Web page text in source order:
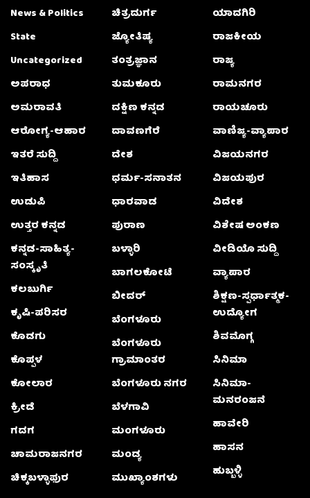
News & Politics
State
Uncategorized
ಅಪರಾಧ
ಅಮರಾವತಿ
ಆರೋಗ್ಯ-ಆಹಾರ
ಇತರೆ ಸುದ್ದಿ
ಇತಿಹಾಸ
ಉಡುಪಿ
ಉತ್ತರ ಕನ್ನಡ
ಕನ್ನಡ-ಸಾಹಿತ್ಯ-
ಸಂಸ್ಕೃತಿ
ಕಲಬುರ್ಗಿ
ಕೃಷಿ-ಪರಿಸರ
ಕೊಡಗು
ಕೊಪ್ಪಳ
ಕೋಲಾರ
ಕ್ರೀಡೆ
ಗದಗ
ಚಾಮರಾಜನಗರ
ಚಿಕ್ಕಬಳ್ಳಾಫುರ
ಚಿತ್ರದುರ್ಗ
ಜ್ಯೋತಿಷ್ಯ
ತಂತ್ರಜ್ಞಾನ
ತುಮಕೂರು
ದಕ್ಷಿಣ ಕನ್ನಡ
ದಾವಣಗೆರೆ
ದೇಶ
ಧರ್ಮ-ಸನಾತನ
ಧಾರವಾಡ
ಪುರಾಣ
ಬಳ್ಳಾರಿ
ಬಾಗಲಕೋಟೆ
ಬೀದರ್
ಬೆಂಗಳೂರು
ಬೆಂಗಳೂರು
ಗ್ರಾಮಾಂತರ
ಬೆಂಗಳೂರು ನಗರ
ಬೆಳಗಾವಿ
ಮಂಗಳೂರು
ಮಂಡ್ಯ
ಮುಖ್ಯಾಂಶಗಳು
ಯಾದಗಿರಿ
ರಾಜಕೀಯ
ರಾಜ್ಯ
ರಾಮನಗರ
ರಾಯಚೂರು
ವಾಣಿಜ್ಯ-ವ್ಯಾಪಾರ
ವಿಜಯನಗರ
ವಿಜಯಪುರ
ವಿದೇಶ
ವಿಶೇಷ ಅಂಕಣ
ವೀಡಿಯೊ ಸುದ್ದಿ
ವ್ಯಾಪಾರ
ಶಿಕ್ಷಣ-ಸ್ಪರ್ಧಾತ್ಮಕ-
ಉದ್ಯೋಗ
ಶಿವಮೊಗ್ಗ
ಸಿನಿಮಾ
ಸಿನಿಮಾ-
ಮನರಂಜನೆ
ಹಾವೇರಿ
ಹಾಸನ
ಹುಬ್ಬಳ್ಳಿ